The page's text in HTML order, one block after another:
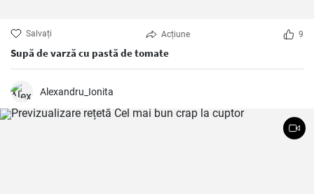
Salvați Acțiune 9
Supă de varză cu pastă de tomate
Alexandru_Ionita